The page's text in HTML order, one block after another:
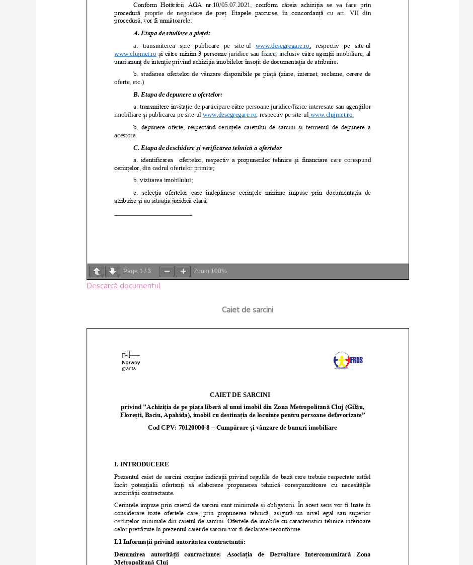
Page 1 /3 Zoom 100%
Descarcă documentul
Caiet de sarcini